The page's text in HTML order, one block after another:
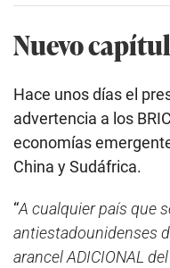
Nuevo
Hace unos días el
advertencia a los
economías
China y Sudáfrica.
“A cualquier país que
antiestadounidenses
arancel ADICIONAL